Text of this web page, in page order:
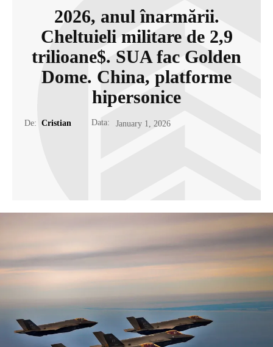
2026, anul înarmării.
Cheltuieli militare de 2,9
trilioane$. SUA fac Golden
Dome. China, platforme
hipersonice
De: Cristian Data: January 1, 2026